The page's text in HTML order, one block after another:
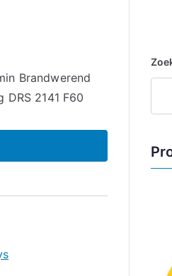
Brandwerend
2141 F60